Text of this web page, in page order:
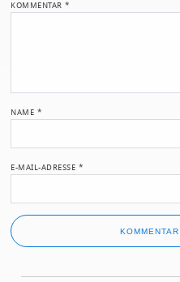
KOMMENTAR*
NAME *
E-MAIL-ADRESSE *